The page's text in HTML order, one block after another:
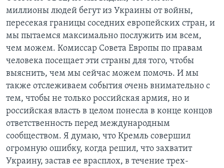
миллионы людей бегут из Украины от войны,
пересекая границы соседних европейских стран, и
мы пытаемся максимально послужить им всем,
чем можем. Комиссар Совета Европы по правам
человека посещает эти страны для того, чтобы
выяснить, чем мы сейчас можем помочь. И мы
также отслеживаем события очень внимательно с
тем, чтобы не только российская армия, но и
российская власть в целом понесла в конце концов
ответственность перед международным
сообществом. Я думаю, что Кремль совершил
огромную ошибку, когда решил, что захватит
Украину, застав ее врасплох, в течение трех-